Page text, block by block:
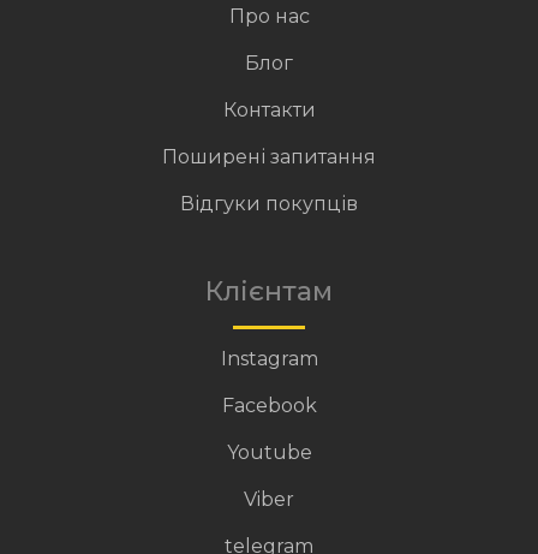
Про нас
Блог
Контакти
Поширені запитання
Відгуки покупців
Клієнтам
Instagram
Facebook
Youtube
Viber
telegram